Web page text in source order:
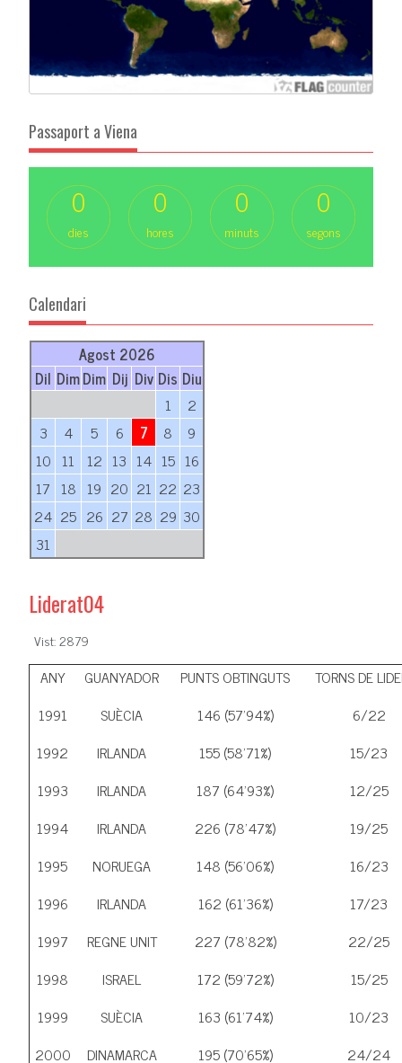
Passaport a Viena
0
dies
0
hores
0
minuts
0
segons
Calendari
Agost 2026
Dil DimDim Dij Div Dis Diu
1
2
3
4 5 6 7 8
9
10 11 12 13 14 15 16
17 18 19 20 21 22 23
24 25 26 27 28 29 30
31
Liderat04
Vist: 2879
ANY GUANYADOR PUNTS OBTINGUTS
TORNS DE
1991
SUÈCIA 146 (57’94%)
6/22
1992
IRLANDA 155 (58’71%)
15/23
1993
IRLANDA 187 (64’93%)
12/25
1994
IRLANDA 226 (78’47%)
19/25
1995
NORUEGA 148 (56’06%)
16/23
1996
IRLANDA 162 (61’36%)
17/23
1997
REGNE UNIT 227 (78’82%)
22/25
1998
ISRAEL 172 (59’72%)
15/25
1999
SUÈCIA 163 (61’74%)
10/23
2000
DINAMARCA 195 (70’65%) 24/24